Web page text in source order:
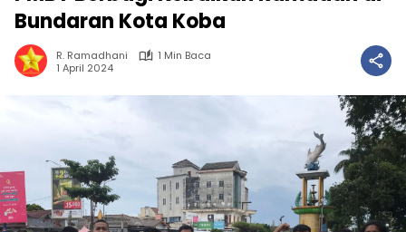
Bundaran Kota Koba
R. Ramadhani
1 Min Baca
1 April 2024